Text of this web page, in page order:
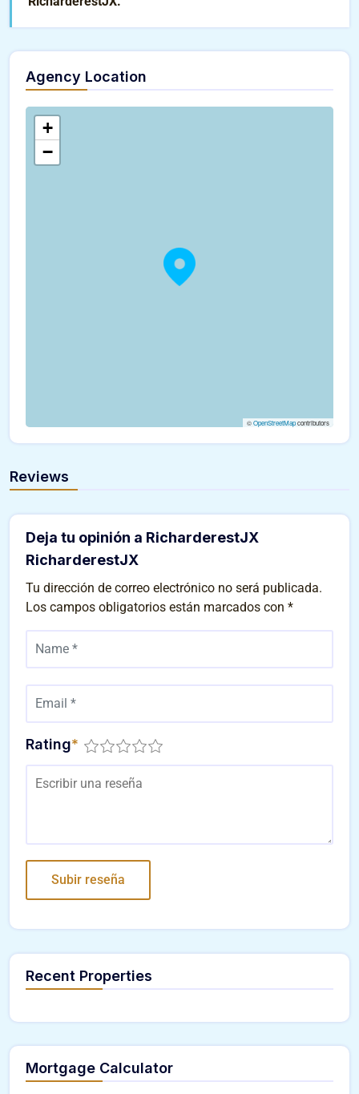
Agency Location
+
−
©OpenStreetMapcontributors
Reviews
Deja tu opinión a RicharderestJX
RicharderestJX
Tu dirección de correo electrónico no será publicada.
Los campos obligatorios están marcados con *
Rating*
Recent Properties
Mortgage Calculator